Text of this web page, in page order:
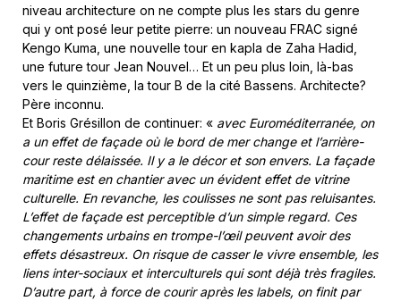
niveau architecture on ne compte plus les stars du genre
qui y ont posé leur petite pierre: un nouveau FRAC signé
Kengo Kuma, une nouvelle tour en kapla de Zaha Hadid,
une future tour Jean Nouvel… Et un peu plus loin, là-bas
vers le quinzième, la tour B de la cité Bassens. Architecte?
Père inconnu.
Et Boris Grésillon de continuer: « avec Euroméditerranée, on
a un effet de façade où le bord de mer change et l’arrière-
cour reste délaissée. Il y a le décor et son envers. La façade
maritime est en chantier avec un évident effet de vitrine
culturelle. En revanche, les coulisses ne sont pas reluisantes.
L’effet de façade est perceptible d’un simple regard. Ces
changements urbains en trompe-l’œil peuvent avoir des
effets désastreux. On risque de casser le vivre ensemble, les
liens inter-sociaux et interculturels qui sont déjà très fragiles.
D’autre part, à force de courir après les labels, on finit par